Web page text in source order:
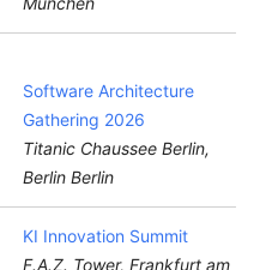
Software Architecture
Gathering 2026
Titanic Chaussee Berlin,
Berlin Berlin
KI Innovation Summit
F.A.Z. Tower, Frankfurt am